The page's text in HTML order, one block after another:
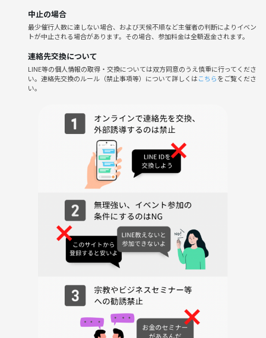
りましょう)
中止の場合
最少催行人数に達しない場合、および天候不順など主催者の判断によりイベン
トが中止される場合があります。その場合、参加料金は全額返金されます。
連絡先交換について
LINE等の個人情報の取得・交換については双方同意のうえ慎重に行ってくださ
い。連絡先交換のルール（禁止事項等）について詳しくはこちらをご覧くださ
い。